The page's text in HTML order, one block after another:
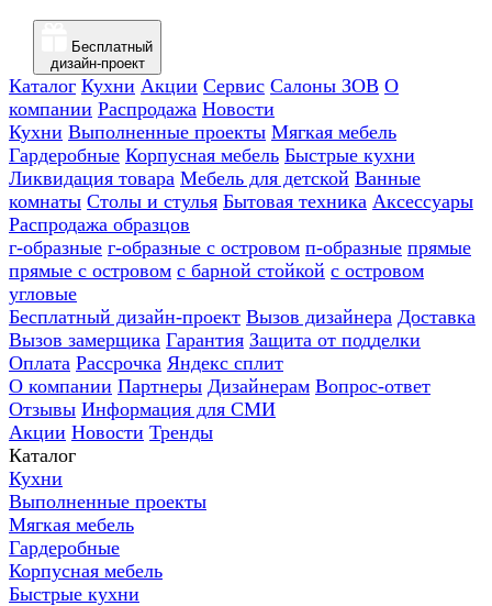
Бесплатный
дизайн-проект
Каталог Кухни Акции Сервис Салоны ЗОВ О
компании Распродажа Новости
Кухни Выполненные проекты Мягкая мебель
Гардеробные Корпусная мебель Быстрые кухни
Ликвидация товара Мебель для детской Ванные
комнаты Столы и стулья Бытовая техника Аксессуары
Распродажа образцов
г-образные г-образные с островом п-образные прямые
прямые с островом с барной стойкой с островом
угловые
Бесплатный дизайн-проект Вызов дизайнера Доставка
Вызов замерщика Гарантия Защита от подделки
Оплата Рассрочка Яндекс сплит
О компании Партнеры Дизайнерам Вопрос-ответ
Отзывы Информация для СМИ
Акции Новости Тренды
Каталог
Кухни
Выполненные проекты
Мягкая мебель
Гардеробные
Корпусная мебель
Быстрые кухни